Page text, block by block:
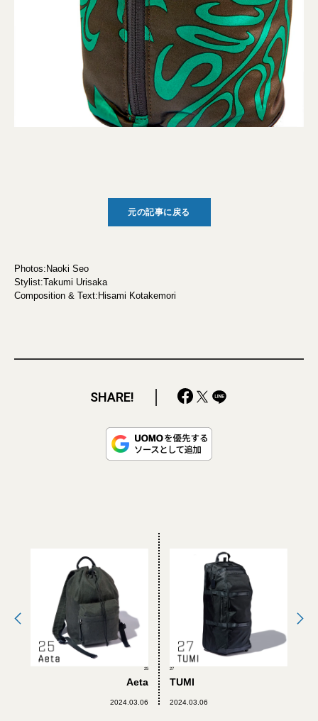
元の記事に戻る
Photos:Naoki Seo
Stylist:Takumi Urisaka
Composition & Text:Hisami Kotakemori
SHARE!
25
Aeta
2024.03.06
27
TUMI
2024.03.06